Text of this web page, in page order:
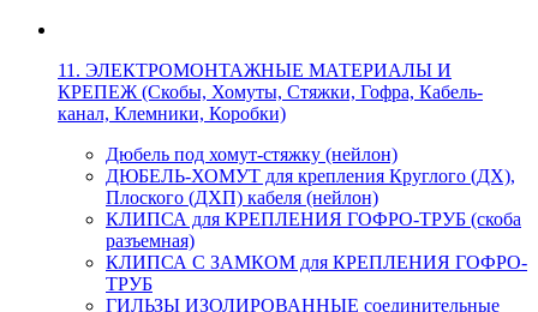
11. ЭЛЕКТРОМОНТАЖНЫЕ МАТЕРИАЛЫ И
КРЕПЕЖ (Скобы, Хомуты, Стяжки, Гофра, Кабель-
канал, Клемники, Коробки)
Дюбель под хомут-стяжку (нейлон)
ДЮБЕЛЬ-ХОМУТ для крепления Круглого (ДХ),
Плоского (ДХП) кабеля (нейлон)
КЛИПСА для КРЕПЛЕНИЯ ГОФРО-ТРУБ (скоба
разъемная)
КЛИПСА С ЗАМКОМ для КРЕПЛЕНИЯ ГОФРО-
ТРУБ
ГИЛЬЗЫ ИЗОЛИРОВАННЫЕ соединительные